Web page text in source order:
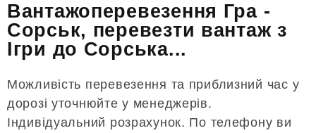
Вантажоперевезення Гра -
Сорськ, перевезти вантаж з
Ігри до Сорська...
Можливість перевезення та приблизний час у
дорозі уточнюйте у менеджерів.
Індивідуальний розрахунок. По телефону ви